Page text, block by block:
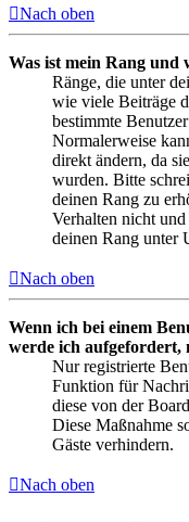
Nach oben
Was ist mein Rang und
Ränge, die unter
wie viele Beiträge
bestimmte
Normalerweise
direkt ändern, da
wurden. Bitte
deinen Rang zu
Verhalten nicht
deinen Rang unter
Nach oben
Wenn ich bei einem
werde ich aufgefordert,
Nur registrierte
Funktion für
diese von der
Diese Maßnahme
Gäste verhindern.
Nach oben